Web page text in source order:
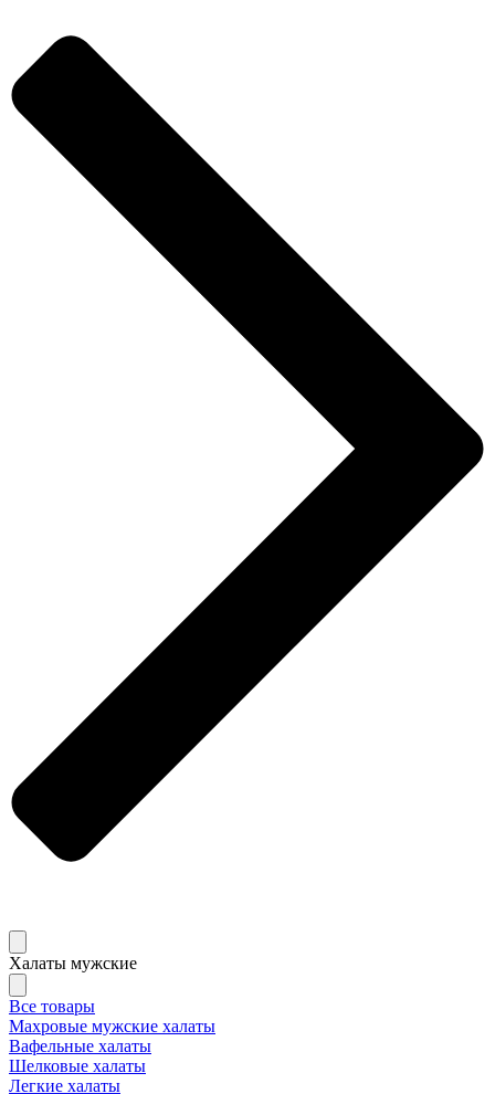
Халаты мужские
Все товары
Махровые мужские халаты
Вафельные халаты
Шелковые халаты
Легкие халаты